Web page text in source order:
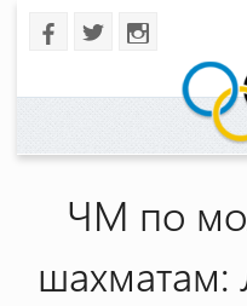
b a x
ЧМ по
шахматам: